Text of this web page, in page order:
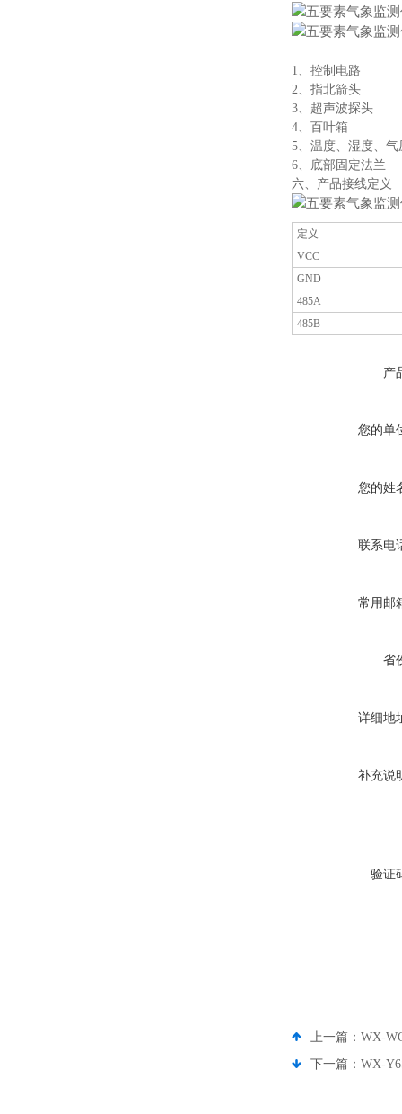
1、控制电路
2、指北箭头
3、超声波探头
4、百叶箱
5、温度、湿度、
6、底部固定法兰
六、产品接线定义
定义
VCC
GND
485A
485B
产
您的单
您的姓
联系电
常用邮
省
详细地
补充说
验证
上一篇： WX-
下一篇： WX-